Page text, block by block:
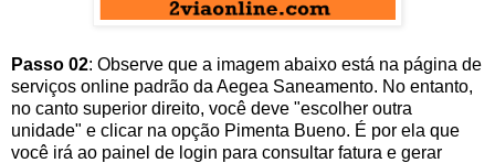
Passo 02: Observe que a imagem abaixo está na página de
serviços online padrão da Aegea Saneamento. No entanto,
no canto superior direito, você deve "escolher outra
unidade" e clicar na opção Pimenta Bueno. É por ela que
você irá ao painel de login para consultar fatura e gerar